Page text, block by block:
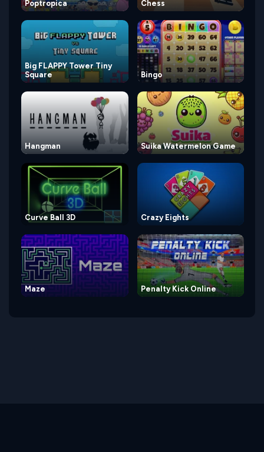
Poptropica Chess
Big FLAPPY Tower Tiny
Square
Bingo
Hangman Suika Watermelon Game
Curve Ball 3D Crazy Eights
Maze Penalty Kick Online